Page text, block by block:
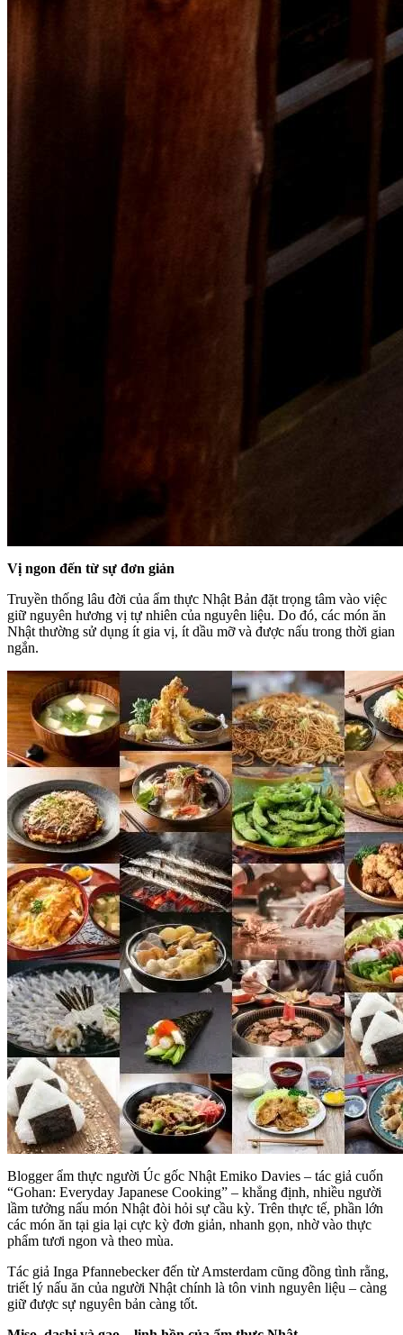
Vị ngon đến từ sự đơn giản
Truyền thống lâu đời của ẩm thực Nhật Bản đặt trọng tâm vào việc
giữ nguyên hương vị tự nhiên của nguyên liệu. Do đó, các món ăn
Nhật thường sử dụng ít gia vị, ít dầu mỡ và được nấu trong thời gian
ngắn.
Blogger ẩm thực người Úc gốc Nhật Emiko Davies – tác giả cuốn
“Gohan: Everyday Japanese Cooking” – khẳng định, nhiều người
lầm tưởng nấu món Nhật đòi hỏi sự cầu kỳ. Trên thực tế, phần lớn
các món ăn tại gia lại cực kỳ đơn giản, nhanh gọn, nhờ vào thực
phẩm tươi ngon và theo mùa.
Tác giả Inga Pfannebecker đến từ Amsterdam cũng đồng tình rằng,
triết lý nấu ăn của người Nhật chính là tôn vinh nguyên liệu – càng
giữ được sự nguyên bản càng tốt.